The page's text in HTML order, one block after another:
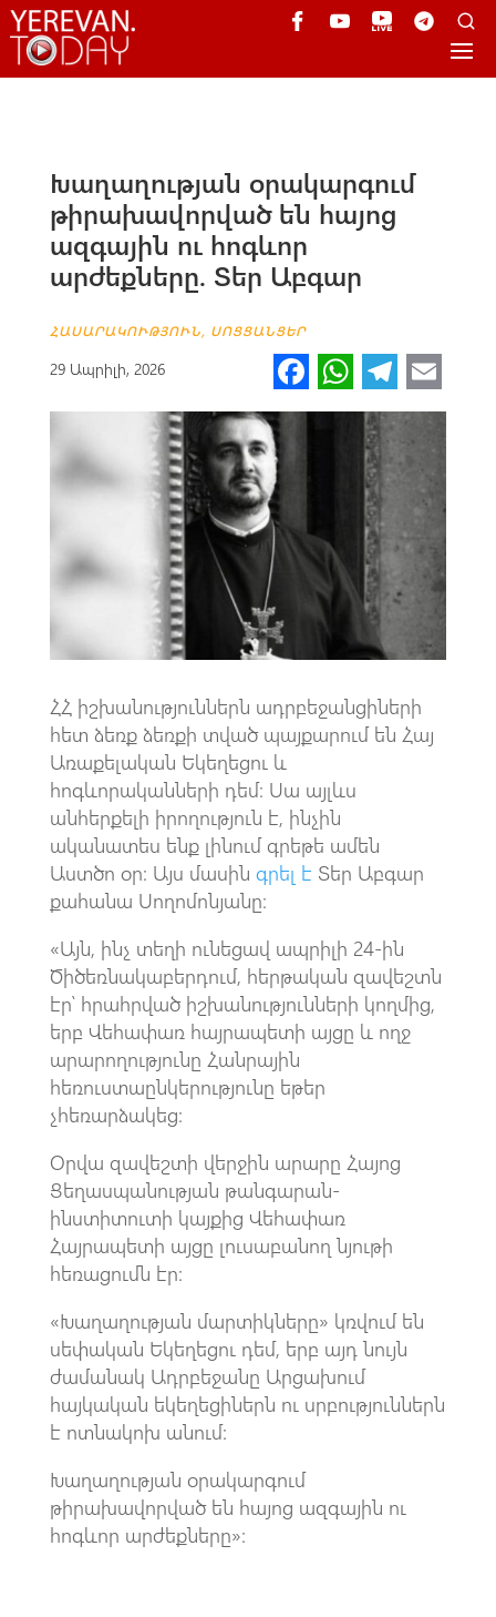
Խաղաղության օրակարգում
թիրախավորված են հայոց
ազգային ու հոգևոր
արժեքները. Տեր Աբգար
ՀԱՍԱՐԱԿՈՒԹՅՈՒՆ, ՍՈՑՑԱՆՑԵՐ
29 Ապրիլի, 2026 Fa
ce
k
W
h
at
s
A
p
p
Te
le
gr
a
m
m
ՀՀ իշխանություններն ադրբեջանցիների
հետ ձեռք ձեռքի տված պայքարում են Հայ
Առաքելական Եկեղեցու և
հոգևորականների դեմ։ Սա այլևս
անհերքելի իրողություն է, ինչին
ականատես ենք լինում գրեթե ամեն
Աստծո օր: Այս մասին գրել է Տեր Աբգար
քահանա Սողոմոնյանը։
«Այն, ինչ տեղի ունեցավ ապրիլի 24-ին
Ծիծեռնակաբերդում, հերթական զավեշտն
էր՝ հրահրված իշխանությունների կողմից,
երբ Վեհափառ հայրապետի այցը և ողջ
արարողությունը Հանրային
հեռուստաընկերությունը եթեր
չհեռարձակեց:
Օրվա զավեշտի վերջին արարը Հայոց
Ցեղասպանության թանգարան-
ինստիտուտի կայքից Վեհափառ
Հայրապետի այցը լուսաբանող նյութի
հեռացումն էր:
«Խաղաղության մարտիկները» կռվում են
սեփական Եկեղեցու դեմ, երբ այդ նույն
ժամանակ Ադրբեջանը Արցախում
հայկական եկեղեցիներն ու սրբություններն
է ոտնակոխ անում:
Խաղաղության օրակարգում
թիրախավորված են հայոց ազգային ու
հոգևոր արժեքները»: